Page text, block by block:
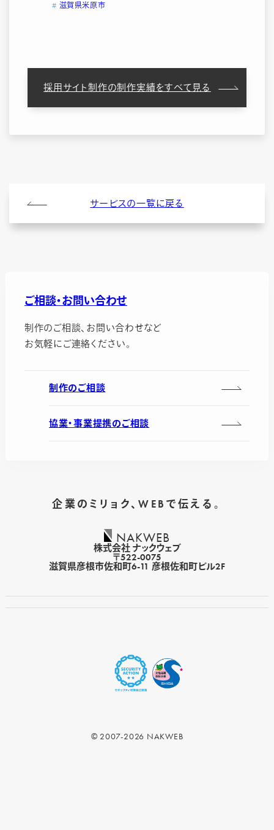
滋賀県米原市
採用サイト制作の制作実績をすべて見る
サービスの一覧に戻る
ご相談・お問い合わせ
制作のご相談、お問い合わせなど
お気軽にご連絡ください。
制作のご相談
協業・事業提携のご相談
企業のミリョク、WEBで伝える。
NAKWEB
株式会社 ナックウェブ
〒522-0075
滋賀県彦根市佐和町6-11 彦根佐和町ビル2F
© 2007-2026 NAKWEB